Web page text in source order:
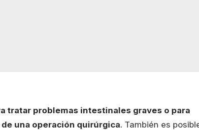
tratar problemas intestinales graves o para
una operación quirúrgica. También es